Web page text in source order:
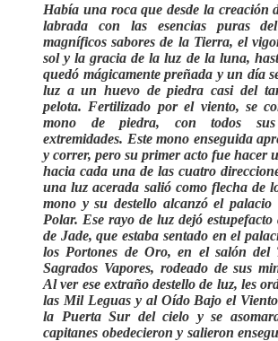
Había una roca que desde la creación
labrada con las esencias puras
magníficos sabores de la Tierra, el
sol y la gracia de la luz de la luna,
quedó mágicamente preñada y un día
luz a un huevo de piedra casi del
pelota. Fertilizado por el viento, se
mono de piedra, con todos
extremidades. Este mono enseguida
y correr, pero su primer acto fue hacer
hacia cada una de las cuatro
una luz acerada salió como flecha de
mono y su destello alcanzó el
Polar. Ese rayo de luz dejó
de Jade, que estaba sentado en el
los Portones de Oro, en el salón del
Sagrados Vapores, rodeado de sus
Al ver ese extraño destello de luz, les
las Mil Leguas y al Oído Bajo el
la Puerta Sur del cielo y se
capitanes obedecieron y salieron